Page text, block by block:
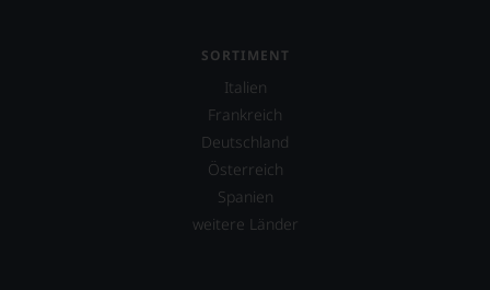
SORTIMENT
Italien
Frankreich
Deutschland
Österreich
Spanien
weitere Länder